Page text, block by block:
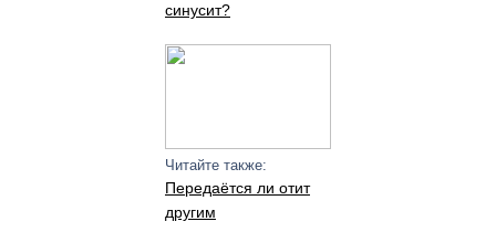
синусит?
Читайте также:
Передаётся ли отит
другим